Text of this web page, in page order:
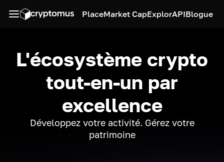
PlaceMarket CapExplorAPIBlogue
L'écosystème crypto
tout-en-un par
excellence
Développez votre activité. Gérez votre
patrimoine